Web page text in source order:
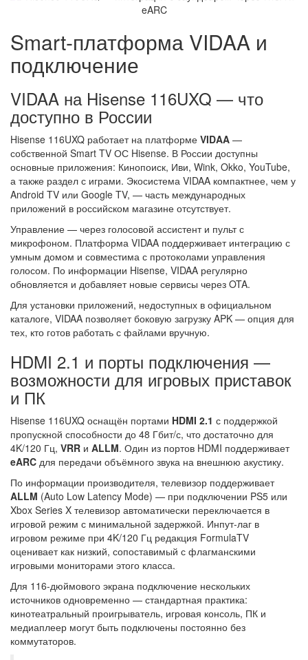
Smart-платформа VIDAA и
подключение
VIDAA на Hisense 116UXQ — что
доступно в России
Hisense 116UXQ работает на платформе VIDAA —
собственной Smart TV ОС Hisense. В России доступны
основные приложения: Кинопоиск, Иви, Wink, Okko, YouTube,
а также раздел с играми. Экосистема VIDAA компактнее, чем у
Android TV или Google TV, — часть международных
приложений в российском магазине отсутствует.
Управление — через голосовой ассистент и пульт с
микрофоном. Платформа VIDAA поддерживает интеграцию с
умным домом и совместима с протоколами управления
голосом. По информации Hisense, VIDAA регулярно
обновляется и добавляет новые сервисы через OTA.
Для установки приложений, недоступных в официальном
каталоге, VIDAA позволяет боковую загрузку APK — опция для
тех, кто готов работать с файлами вручную.
HDMI 2.1 и порты подключения —
возможности для игровых приставок
и ПК
Hisense 116UXQ оснащён портами HDMI 2.1 с поддержкой
пропускной способности до 48 Гбит/с, что достаточно для
4K/120 Гц, VRR и ALLM. Один из портов HDMI поддерживает
eARC для передачи объёмного звука на внешнюю акустику.
По информации производителя, телевизор поддерживает
ALLM (Auto Low Latency Mode) — при подключении PS5 или
Xbox Series X телевизор автоматически переключается в
игровой режим с минимальной задержкой. Инпут-лаг в
игровом режиме при 4K/120 Гц редакция FormulaTV
оценивает как низкий, сопоставимый с флагманскими
игровыми мониторами этого класса.
Для 116-дюймового экрана подключение нескольких
источников одновременно — стандартная практика:
кинотеатральный проигрыватель, игровая консоль, ПК и
медиаплеер могут быть подключены постоянно без
коммутаторов.